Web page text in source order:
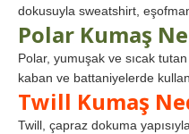
dokusuyla sweatshirt,
Polar Kumaş
Polar, yumuşak ve sıcak
kaban ve battaniyelerde
Twill Kumaş
Twill, çapraz dokuma